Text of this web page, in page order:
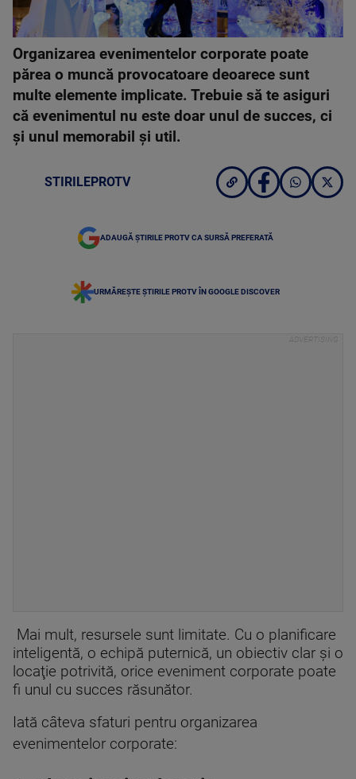
Organizarea evenimentelor corporate poate
părea o muncă provocatoare deoarece sunt
multe elemente implicate. Trebuie să te asiguri
că evenimentul nu este doar unul de succes, ci
şi unul memorabil şi util.
STIRILEPROTV
ADAUGĂ ȘTIRILE PROTV CA SURSĂ PREFERATĂ
URMĂREȘTE ȘTIRILE PROTV ÎN GOOGLE DISCOVER
Mai mult, resursele sunt limitate. Cu o planificare
inteligentă, o echipă puternică, un obiectiv clar şi o
locaţie potrivită, orice eveniment corporate poate
fi unul cu succes răsunător.
Iată câteva sfaturi pentru organizarea
evenimentelor corporate: